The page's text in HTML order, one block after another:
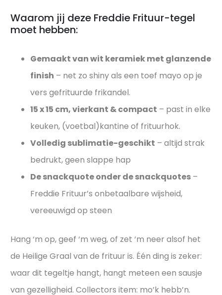
Waarom jij deze Freddie Frituur-tegel
moet hebben:
Gemaakt van wit keramiek met glanzende
finish – net zo shiny als een toef mayo op je
vers gefrituurde frikandel.
15 x 15 cm, vierkant & compact – past in elke
keuken, (voetbal)kantine of frituurhok.
Volledig sublimatie-geschikt – altijd strak
bedrukt, geen slappe hap
De snackquote onder de snackquotes –
Freddie Frituur’s onbetaalbare wijsheid,
vereeuwigd op steen
Hang ‘m op, geef ‘m weg, of zet ‘m neer alsof het
de Heilige Graal van de frituur is. Één ding is zeker:
waar dit tegeltje hangt, hangt meteen een sausje
van gezelligheid. Collectors item: mo’k hebb’n.